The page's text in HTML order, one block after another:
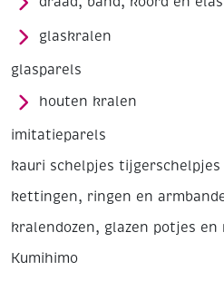
glaskralen
glasparels
houten kralen
imitatieparels
kauri schelpjes tijgerschelpjes
kettingen, ringen en
kralendozen, glazen potjes en
Kumihimo